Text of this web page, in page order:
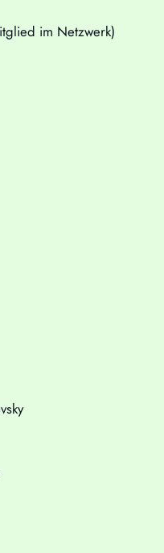
im Netzwerk)